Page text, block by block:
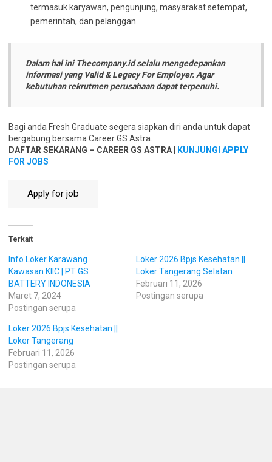
termasuk karyawan, pengunjung, masyarakat setempat,
pemerintah, dan pelanggan.
Dalam hal ini Thecompany.id selalu mengedepankan
informasi yang Valid & Legacy For Employer. Agar
kebutuhan rekrutmen perusahaan dapat terpenuhi.
Bagi anda Fresh Graduate segera siapkan diri anda untuk dapat
bergabung bersama Career GS Astra.
DAFTAR SEKARANG – CAREER GS ASTRA |
KUNJUNGI APPLY
FOR JOBS
Terkait
Info Loker Karawang
Kawasan KIIC | PT GS
BATTERY INDONESIA
Maret 7, 2024
Postingan serupa
Loker 2026 Bpjs Kesehatan ||
Loker Tangerang Selatan
Februari 11, 2026
Postingan serupa
Loker 2026 Bpjs Kesehatan ||
Loker Tangerang
Februari 11, 2026
Postingan serupa